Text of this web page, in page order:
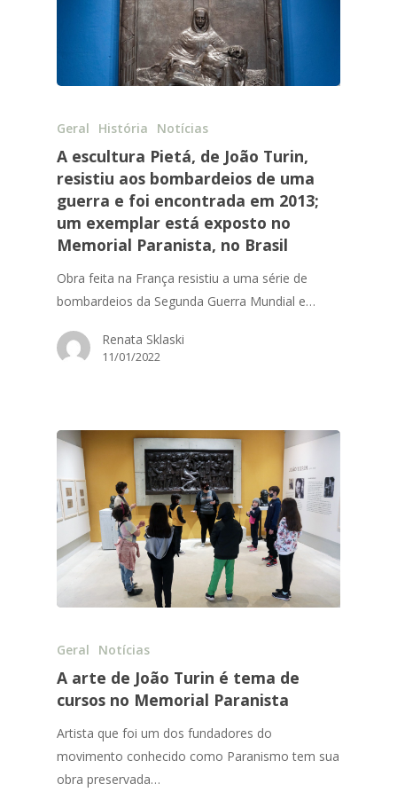
Geral História Notícias
A escultura Pietá, de João Turin,
resistiu aos bombardeios de uma
guerra e foi encontrada em 2013;
um exemplar está exposto no
Memorial Paranista, no Brasil
Obra feita na França resistiu a uma série de
bombardeios da Segunda Guerra Mundial e…
Renata Sklaski
11/01/2022
Geral Notícias
A arte de João Turin é tema de
cursos no Memorial Paranista
Artista que foi um dos fundadores do
movimento conhecido como Paranismo tem sua
obra preservada…